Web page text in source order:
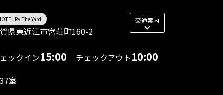
R9 The Yard
県東近江市宮荘町160-2
交通案内
ックイン15:00 チェックアウト10:00
室